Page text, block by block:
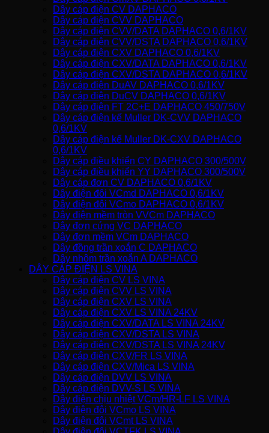
Dây cáp điện CV DAPHACO
Dây cáp điện CVV DAPHACO
Dây cáp điện CVV/DATA DAPHACO 0,6/1KV
Dây cáp điện CVV/DSTA DAPHACO 0,6/1KV
Dây cáp điện CXV DAPHACO 0,6/1KV
Dây cáp điện CXV/DATA DAPHACO 0,6/1KV
Dây cáp điện CXV/DSTA DAPHACO 0,6/1KV
Dây cáp điện DuAV DAPHACO 0,6/1KV
Dây cáp điện DuCV DAPHACO 0,6/1KV
Dây cáp điện FT 2C+E DAPHACO 450/750V
Dây cáp điện kế Muller DK-CVV DAPHACO
0,6/1KV
Dây cáp điện kế Muller DK-CXV DAPHACO
0,6/1KV
Dây cáp điều khiển CY DAPHACO 300/500V
Dây cáp điều khiển YY DAPHACO 300/500V
Dây cáp đơn CV DAPHACO 0,6/1KV
Dây điện đôi VCmd DAPHACO 0,6/1KV
Dây điện đôi VCmo DAPHACO 0,6/1KV
Dây điện mềm tròn VVCm DAPHACO
Dây đơn cứng VC DAPHACO
Dây đơn mềm VCm DAPHACO
Dây đồng trần xoắn C DAPHACO
Dây nhôm trần xoắn A DAPHACO
DÂY CÁP ĐIỆN LS VINA
Dây cáp điện CV LS VINA
Dây cáp điện CVV LS VINA
Dây cáp điện CXV LS VINA
Dây cáp điện CXV LS VINA 24KV
Dây cáp điện CXV/DATA LS VINA 24KV
Dây cáp điện CXV/DSTA LS VINA
Dây cáp điện CXV/DSTA LS VINA 24KV
Dây cáp điện CXV/FR LS VINA
Dây cáp điện CXV/Mica LS VINA
Dây cáp điện DVV LS VINA
Dây cáp điện DVV-S LS VINA
Dây điện chịu nhiệt VCm/HR-LF LS VINA
Dây điện đôi VCmo LS VINA
Dây điện đôi VCmt LS VINA